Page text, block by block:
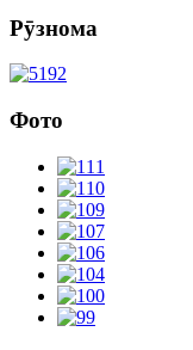
Рӯзнома
Фото